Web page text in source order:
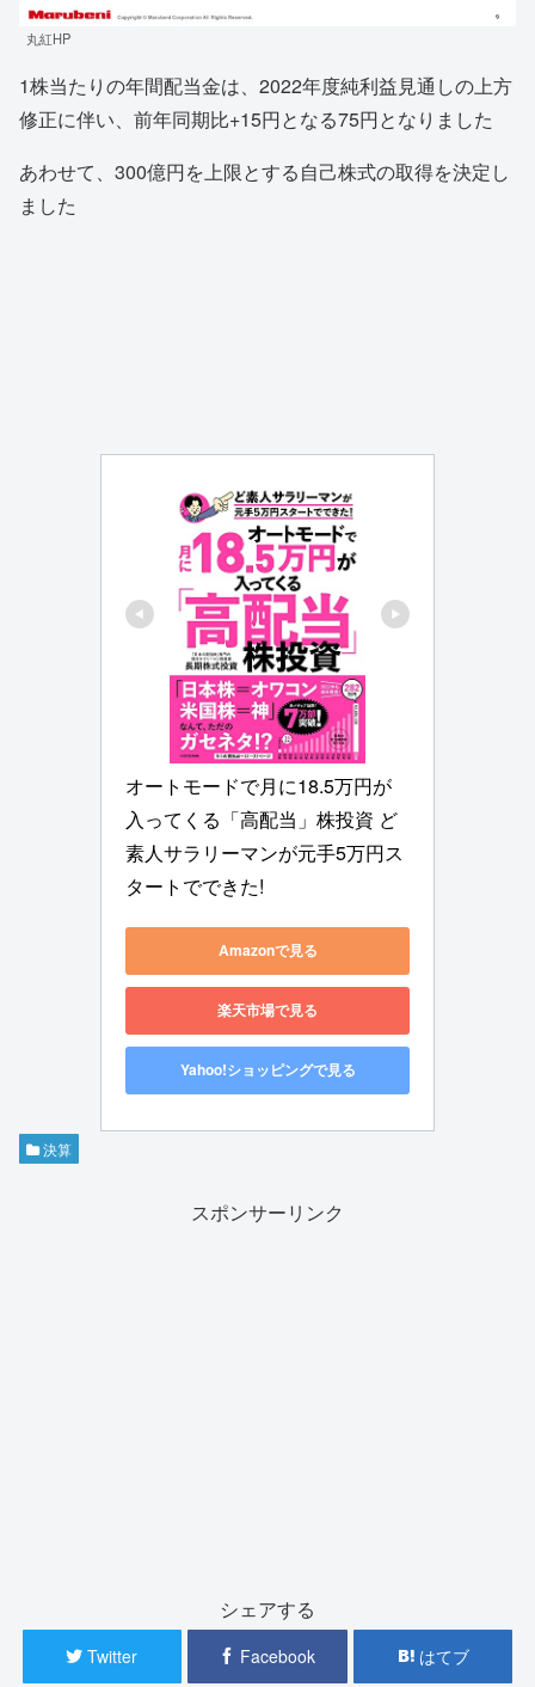
丸紅HP
1株当たりの年間配当金は、2022年度純利益見通しの上方
修正に伴い、前年同期比+15円となる75円となりました
あわせて、300億円を上限とする自己株式の取得を決定し
ました
オートモードで月に18.5万円が
入ってくる「高配当」株投資 ど
素人サラリーマンが元手5万円ス
タートでできた!
Amazonで見る
楽天市場で見る
Yahoo!ショッピングで見る
決算
スポンサーリンク
シェアする
Twitter Facebook はてブ